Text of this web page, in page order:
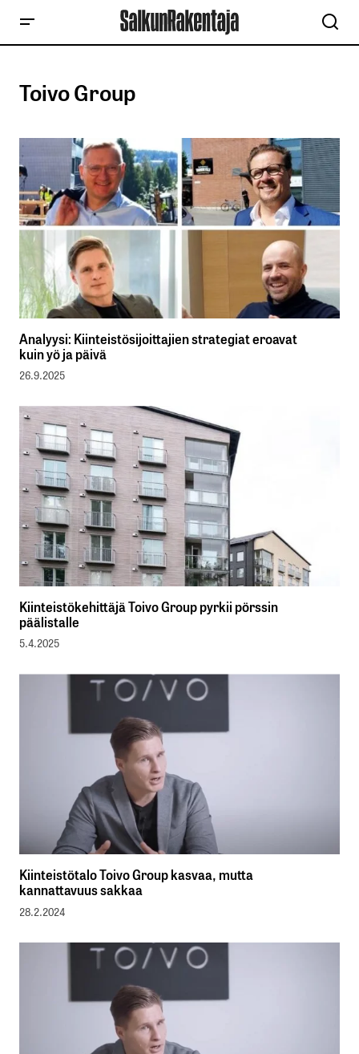
Toivo Group
Analyysi: Kiinteistösijoittajien strategiat eroavat
kuin yö ja päivä
26.9.2025
Kiinteistökehittäjä Toivo Group pyrkii pörssin
päälistalle
5.4.2025
Kiinteistötalo Toivo Group kasvaa, mutta
kannattavuus sakkaa
28.2.2024